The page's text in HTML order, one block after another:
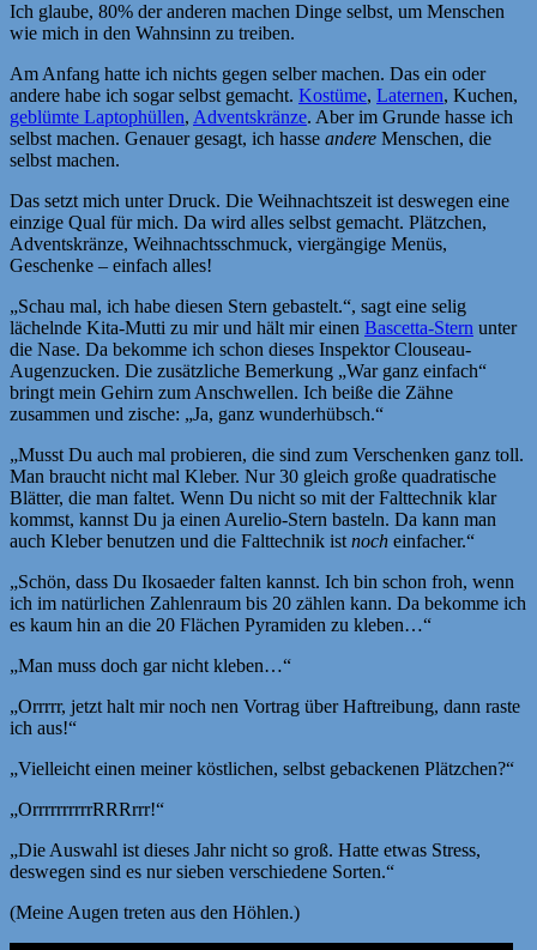
Ich glaube, 80% der anderen machen Dinge selbst, um Menschen
wie mich in den Wahnsinn zu treiben.
Am Anfang hatte ich nichts gegen selber machen. Das ein oder
andere habe ich sogar selbst gemacht. Kostüme, Laternen, Kuchen,
geblümte Laptophüllen, Adventskränze. Aber im Grunde hasse ich
selbst machen. Genauer gesagt, ich hasse andere Menschen, die
selbst machen.
Das setzt mich unter Druck. Die Weihnachtszeit ist deswegen eine
einzige Qual für mich. Da wird alles selbst gemacht. Plätzchen,
Adventskränze, Weihnachtsschmuck, viergängige Menüs,
Geschenke – einfach alles!
„Schau mal, ich habe diesen Stern gebastelt.“, sagt eine selig
lächelnde Kita-Mutti zu mir und hält mir einen Bascetta-Stern unter
die Nase. Da bekomme ich schon dieses Inspektor Clouseau-
Augenzucken. Die zusätzliche Bemerkung „War ganz einfach“
bringt mein Gehirn zum Anschwellen. Ich beiße die Zähne
zusammen und zische: „Ja, ganz wunderhübsch.“
„Musst Du auch mal probieren, die sind zum Verschenken ganz toll.
Man braucht nicht mal Kleber. Nur 30 gleich große quadratische
Blätter, die man faltet. Wenn Du nicht so mit der Falttechnik klar
kommst, kannst Du ja einen Aurelio-Stern basteln. Da kann man
auch Kleber benutzen und die Falttechnik ist noch einfacher.“
„Schön, dass Du Ikosaeder falten kannst. Ich bin schon froh, wenn
ich im natürlichen Zahlenraum bis 20 zählen kann. Da bekomme ich
es kaum hin an die 20 Flächen Pyramiden zu kleben…“
„Man muss doch gar nicht kleben…“
„Orrrrr, jetzt halt mir noch nen Vortrag über Haftreibung, dann raste
ich aus!“
„Vielleicht einen meiner köstlichen, selbst gebackenen Plätzchen?“
„OrrrrrrrrrrRRRrrr!“
„Die Auswahl ist dieses Jahr nicht so groß. Hatte etwas Stress,
deswegen sind es nur sieben verschiedene Sorten.“
(Meine Augen treten aus den Höhlen.)